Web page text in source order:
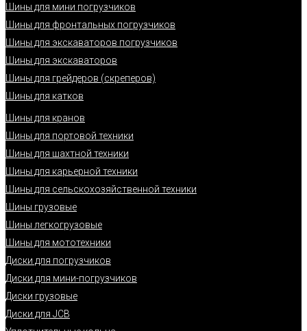
Шины для мини погрузчиков
Шины для фронтальных погрузчиков
Шины для экскаваторов погрузчиков
Шины для экскаваторов
Шины для грейдеров (скреперов)
Шины для катков
Шины для кранов
Шины для портовой техники
Шины для шахтной техники
Шины для карьерной техники
Шины для сельскохозяйственной техники
Шины грузовые
Шины легкогрузовые
Шины для мототехники
Диски для погрузчиков
Диски для мини-погрузчиков
Диски грузовые
Диски для JCB